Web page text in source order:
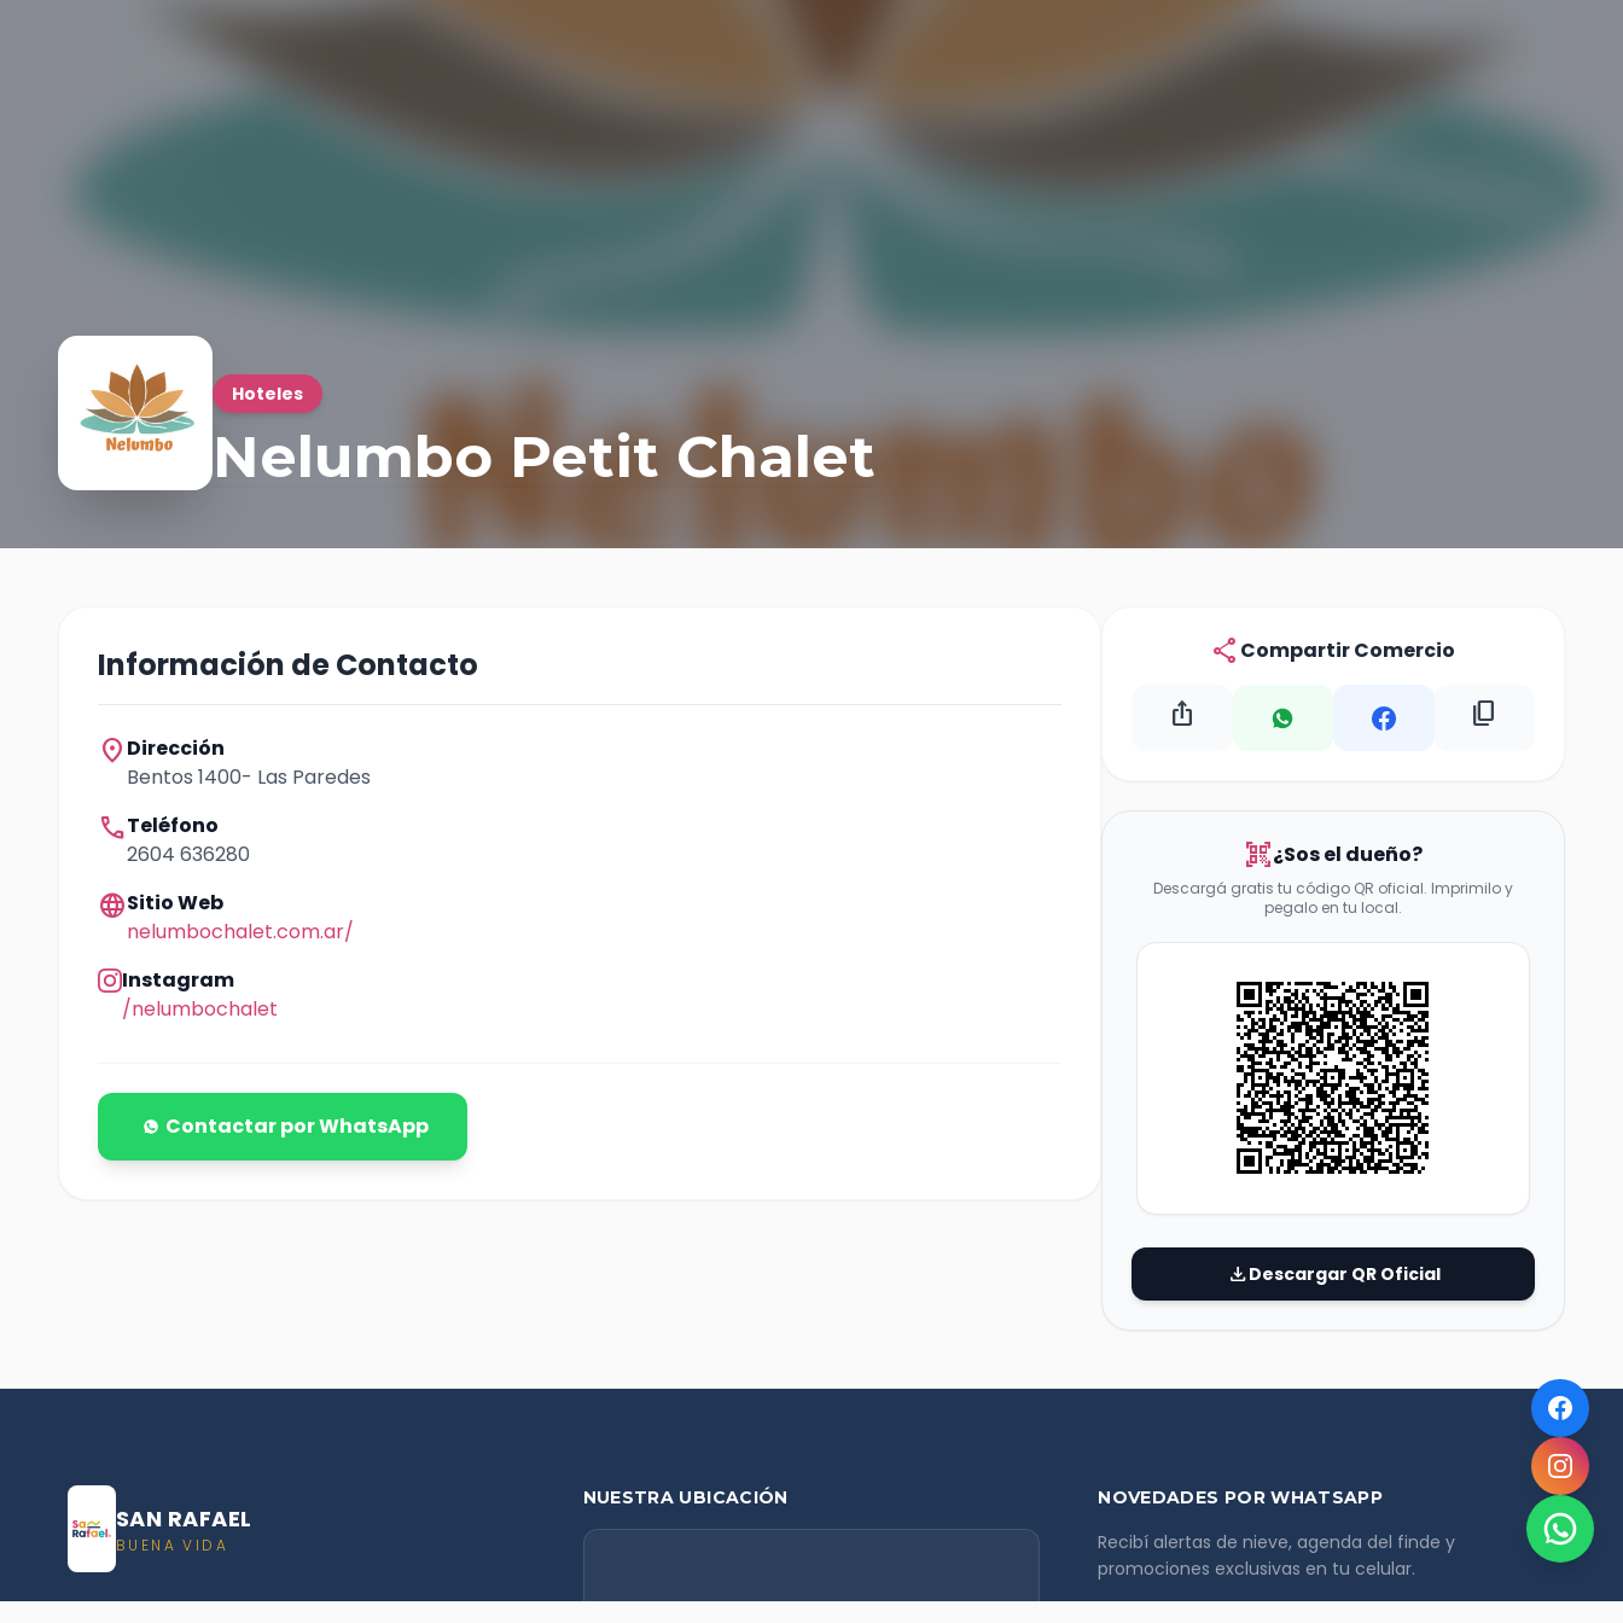
Hoteles
Nelumbo Petit Chalet
Información de Contacto
location_on Dirección
Bentos 1400- Las Paredes
callTeléfono
2604 636280
languageSitio Web
nelumbochalet.com.ar/
Instagram
/nelumbochalet
Contactar por WhatsApp
share Compartir Comercio
ios_share content_copy
qr_code_scanner¿Sos el dueño?
Descargá gratis tu código QR oficial. Imprimilo y
pegalo en tu local.
downloadDescargar QR Oficial
SAN RAFAEL
BUENA VIDA
NUESTRA UBICACIÓN NOVEDADES POR WHATSAPP
Recibí alertas de nieve, agenda del finde y
promociones exclusivas en tu celular.